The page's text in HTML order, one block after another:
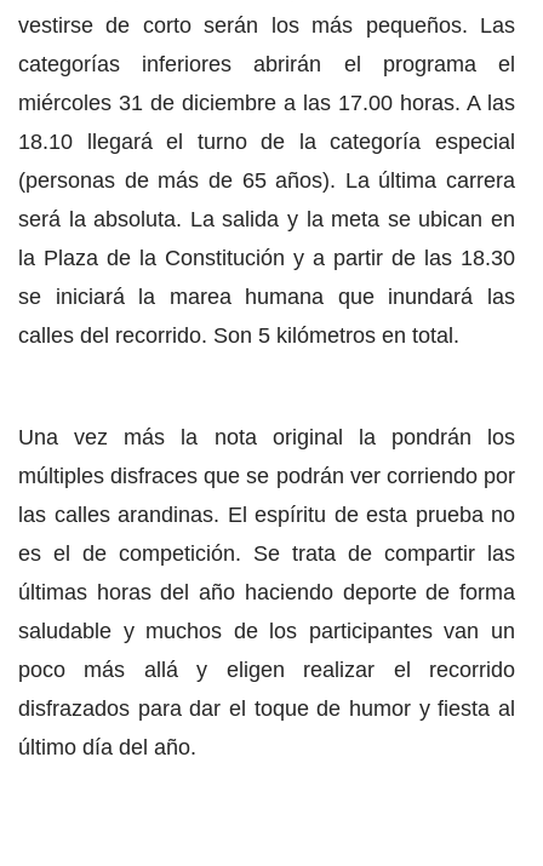
vestirse de corto serán los más pequeños. Las
categorías inferiores abrirán el programa el
miércoles 31 de diciembre a las 17.00 horas. A las
18.10 llegará el turno de la categoría especial
(personas de más de 65 años). La última carrera
será la absoluta. La salida y la meta se ubican en
la Plaza de la Constitución y a partir de las 18.30
se iniciará la marea humana que inundará las
calles del recorrido. Son 5 kilómetros en total.
Una vez más la nota original la pondrán los
múltiples disfraces que se podrán ver corriendo por
las calles arandinas. El espíritu de esta prueba no
es el de competición. Se trata de compartir las
últimas horas del año haciendo deporte de forma
saludable y muchos de los participantes van un
poco más allá y eligen realizar el recorrido
disfrazados para dar el toque de humor y fiesta al
último día del año.